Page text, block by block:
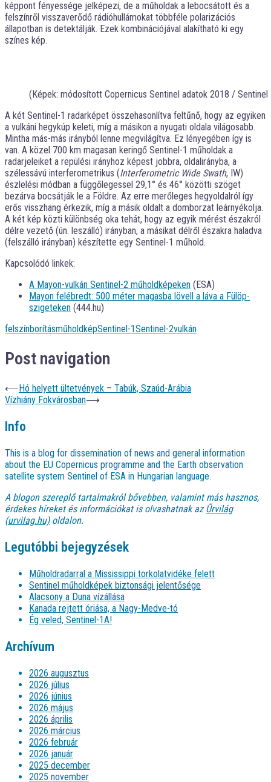
képpont fényessége jelképezi, de a műholdak a lebocsátott és a
felszínről visszaverődő rádióhullámokat többféle polarizációs
állapotban is detektálják. Ezek kombinációjával alakítható ki egy
színes kép.
(Képek: módosított Copernicus Sentinel adatok 2018 / Sentinel
A két Sentinel-1 radarképet összehasonlítva feltűnő, hogy az egyiken
a vulkáni hegykúp keleti, míg a másikon a nyugati oldala világosabb.
Mintha más-más irányból lenne megvilágítva. Ez lényegében így is
van. A közel 700 km magasan keringő Sentinel-1 műholdak a
radarjeleiket a repülési irányhoz képest jobbra, oldalirányba, a
szélessávú interferometrikus (Interferometric Wide Swath, IW)
észlelési módban a függőlegessel 29,1° és 46° közötti szöget
bezárva bocsátják le a Földre. Az erre merőleges hegyoldalról így
erős visszhang érkezik, míg a másik oldalt a domborzat leárnyékolja.
A két kép közti különbség oka tehát, hogy az egyik mérést északról
délre vezető (ún. leszálló) irányban, a másikat délről északra haladva
(felszálló irányban) készítette egy Sentinel-1 műhold.
Kapcsolódó linkek:
A Mayon-vulkán Sentinel-2 műholdképeken (ESA)
Mayon felébredt: 500 méter magasba lövell a láva a Fülöp-
szigeteken (444.hu)
felszínborításműholdképSentinel-1Sentinel-2vulkán
Post navigation
⟵ Hó helyett ültetvények – Tabúk, Szaúd-Arábia
Vízhiány Fokvárosban⟶
Info
This is a blog for dissemination of news and general information
about the EU Copernicus programme and the Earth observation
satellite system Sentinel of ESA in Hungarian language.
A blogon szereplő tartalmakról bővebben, valamint más hasznos,
érdekes híreket és információkat is olvashatnak azŰrvilág
(urvilag.hu)oldalon.
Legutóbbi bejegyzések
Műholdradarral a Mississippi torkolatvidéke felett
Sentinel műholdképek biztonsági jelentősége
Alacsony a Duna vízállása
Kanada rejtett óriása, a Nagy-Medve-tó
Ég veled, Sentinel-1A!
Archívum
2026 augusztus
2026 július
2026 június
2026 május
2026 április
2026 március
2026 február
2026 január
2025 december
2025 november